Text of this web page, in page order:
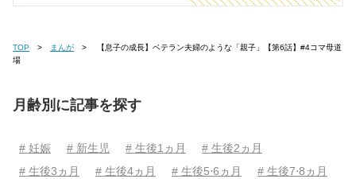
TOP まんが
場
月齢別に記事を探す
# 妊娠 # 新生児 # 生後1ヵ月
# 生後2ヵ月
# 生後3ヵ月
# 生後4ヵ月 # 生後5⋅6ヵ月
# 生後7⋅8ヵ月